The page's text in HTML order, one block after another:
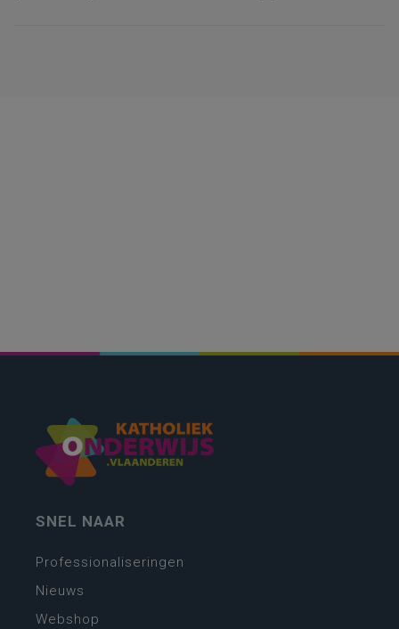
SNEL NAAR
Professionaliseringen
Nieuws
Webshop